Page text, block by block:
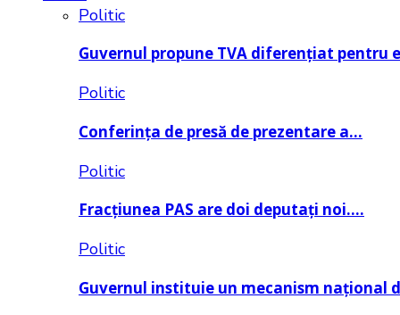
Politic
Guvernul propune TVA diferențiat pentru
Politic
Conferința de presă de prezentare a…
Politic
Fracțiunea PAS are doi deputați noi….
Politic
Guvernul instituie un mecanism național